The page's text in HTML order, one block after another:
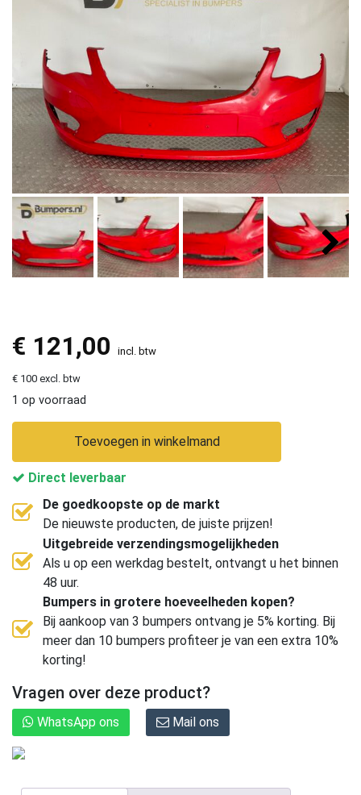
€ 121,00 incl. btw
€ 100 excl. btw
1 op voorraad
Toevoegen in winkelmand
Direct leverbaar
De goedkoopste op de markt
De nieuwste producten, de juiste prijzen!
Uitgebreide verzendingsmogelijkheden
Als u op een werkdag bestelt, ontvangt u het binnen
48 uur.
Bumpers in grotere hoeveelheden kopen?
Bij aankoop van 3 bumpers ontvang je 5% korting. Bij
meer dan 10 bumpers profiteer je van een extra 10%
korting!
Vragen over deze product?
WhatsApp ons Mail ons